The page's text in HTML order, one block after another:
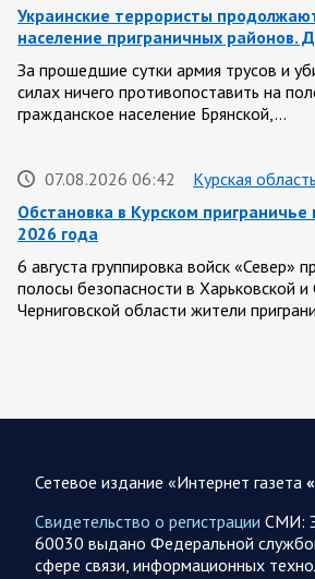
Украинские террористы
население приграничных районов.
За прошедшие сутки армия трусов и
силах ничего противопоставить на
гражданское население Брянской,…
07.08.2026 06:42
Курская область
Обстановка в Курском приграничье
2026 года
6 августа группировка войск «Север»
полосы безопасности в Харьковской и
Черниговской области жители
06.08.2026 12:52
Спецоперация
Брифинг Минобороны РФ: новые
спецоперации 6 августа 2026 года
Новую информацию о ходе
Сетевое издание «Интернет газета
Свидетельство о регистрации СМИ:
60030 выдано Федеральной
сфере связи, информационных